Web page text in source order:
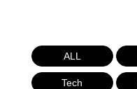
ALL
Tech